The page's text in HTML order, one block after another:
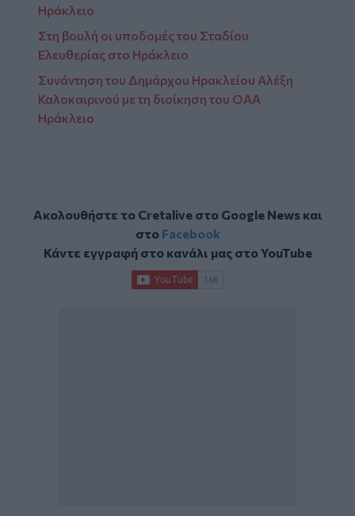
Ηράκλειο
Στη βουλή οι υποδομές του Σταδίου
Ελευθερίας στο Ηράκλειο
Συνάντηση του Δημάρχου Ηρακλείου Αλέξη
Καλοκαιρινού με τη διοίκηση του ΟΑΑ
Ηράκλειο
Ακολουθήστε το Cretalive στο Google Newsκαι
στο Facebook
Κάντε εγγραφή στο κανάλι μας στοYouTube